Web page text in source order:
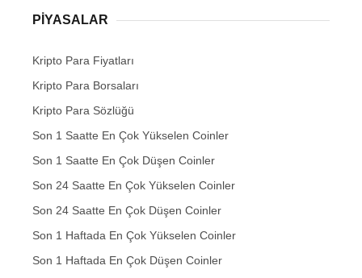
PIYASALAR
Kripto Para Fiyatları
Kripto Para Borsaları
Kripto Para Sözlüğü
Son 1 Saatte En Çok Yükselen Coinler
Son 1 Saatte En Çok Düşen Coinler
Son 24 Saatte En Çok Yükselen Coinler
Son 24 Saatte En Çok Düşen Coinler
Son 1 Haftada En Çok Yükselen Coinler
Son 1 Haftada En Çok Düşen Coinler